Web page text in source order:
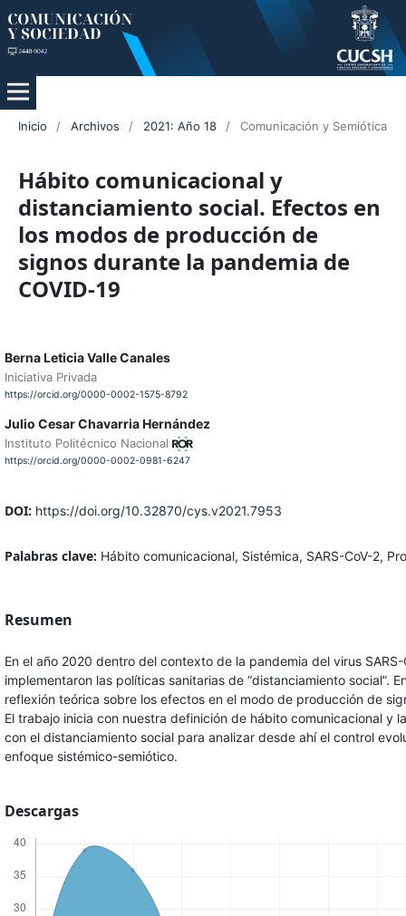
Inicio / Archivos / 2021: Año 18 / Comunicación y Semiótica
Hábito comunicacional y
distanciamiento social. Efectos en
los modos de producción de
signos durante la pandemia de
COVID-19
Berna Leticia Valle Canales
Iniciativa Privada
https://orcid.org/0000-0002-1575-8792
Julio Cesar Chavarria Hernández
Instituto Politécnico Nacional
https://orcid.org/0000-0002-0981-6247
DOI: https://doi.org/10.32870/cys.v2021.7953
Palabras clave: Hábito comunicacional, Sistémica, SARS-CoV-2,
Resumen
En el año 2020 dentro del contexto de la pandemia del virus
implementaron las políticas sanitarias de “distanciamiento social”.
reflexión teórica sobre los efectos en el modo de producción de
El trabajo inicia con nuestra definición de hábito comunicacional y
con el distanciamiento social para analizar desde ahí el control
enfoque sistémico-semiótico.
Descargas